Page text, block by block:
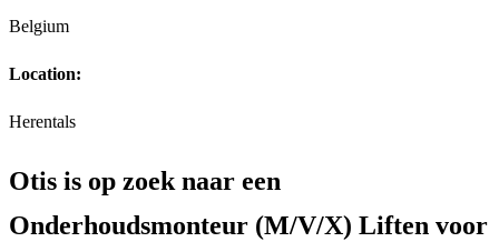
Belgium
Location:
Herentals
Otis is op zoek naar een
Onderhoudsmonteur (M/V/X) Liften voor